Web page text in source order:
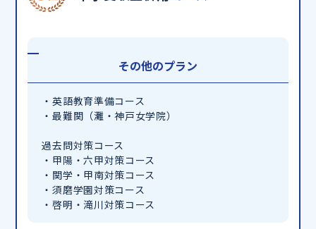
その他のプラン
・英語教育準備コース
・最難関（灘・神戸女学院）
過去問対策コース
・甲陽・六甲対策コース
・関学・甲南対策コース
・須磨学園対策コース
・啓明・滝川対策コース